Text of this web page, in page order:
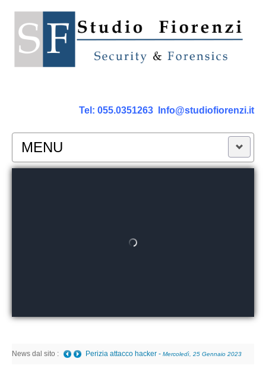
Tel: 055.0351263 Info@studiofiorenzi.it
MENU
Perizia Smartphone Tablet,Cell.
Perzia su Software/Programmi
News dal sito : Perizia attacco hacker - Mercoledì, 25 Gennaio 2023